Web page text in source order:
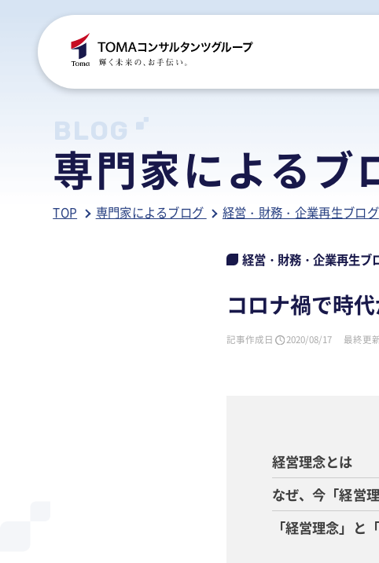
ご挨拶
グループ
税務・
国際税
人事・
相続
経営・
人事・
事業承
税務・
行政書
人事・
相続ブ
BLOG
専門家によるブ
TOP 専門家によるブログ 経営・財務・企業再生ブログ
経営・財務・企業再生ブ
コロナ禍で時
記事作成日 2020/08/17 最終更
経営理念とは
なぜ、今「経営
「経営理念」と